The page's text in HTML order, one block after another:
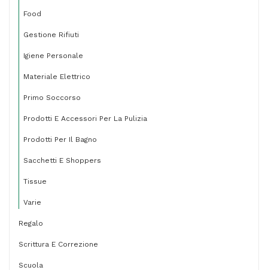
Food
Gestione Rifiuti
Igiene Personale
Materiale Elettrico
Primo Soccorso
Prodotti E Accessori Per La Pulizia
Prodotti Per Il Bagno
Sacchetti E Shoppers
Tissue
Varie
Regalo
Scrittura E Correzione
Scuola